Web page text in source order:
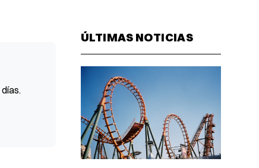
ÚLTIMAS NOTICIAS